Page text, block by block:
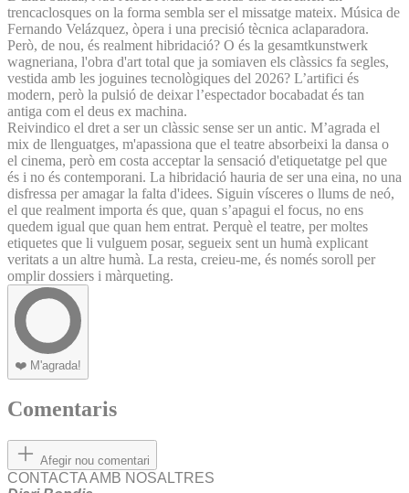
trencaclosques on la forma sembla ser el missatge mateix. Música de
Fernando Velázquez, òpera i una precisió tècnica aclaparadora.
Però, de nou, és realment hibridació? O és la gesamtkunstwerk
wagneriana, l'obra d'art total que ja somiaven els clàssics fa segles,
vestida amb les joguines tecnològiques del 2026? L’artifici és
modern, però la pulsió de deixar l’espectador bocabadat és tan
antiga com el deus ex machina.
Reivindico el dret a ser un clàssic sense ser un antic. M’agrada el
mix de llenguatges, m'apassiona que el teatre absorbeixi la dansa o
el cinema, però em costa acceptar la sensació d'etiquetatge pel que
és i no és contemporani. La hibridació hauria de ser una eina, no una
disfressa per amagar la falta d'idees. Siguin vísceres o llums de neó,
el que realment importa és que, quan s’apagui el focus, no ens
quedem igual que quan hem entrat. Perquè el teatre, per moltes
etiquetes que li vulguem posar, segueix sent un humà explicant
veritats a un altre humà. La resta, creieu-me, és només soroll per
omplir dossiers i màrqueting.
❤️ M'agrada!
Comentaris
Afegir nou comentari
CONTACTA AMB NOSALTRES